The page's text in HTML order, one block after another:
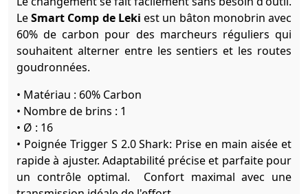
LeSmart Comp de Lekiest un bâton monobrin avec
60% de carbon pour des marcheurs réguliers qui
souhaitent alterner entre les sentiers et les routes
goudronnées.
• Matériau : 60% Carbon
• Nombre de brins : 1
• Ø : 16
• Poignée Trigger S 2.0 Shark: Prise en main aisée et
rapide à ajuster. Adaptabilité précise et parfaite pour
un contrôle optimal. Confort maximal avec une